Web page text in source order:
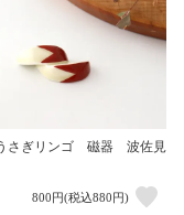
さぎリンゴ 磁器 波佐見
800円(税込880円)